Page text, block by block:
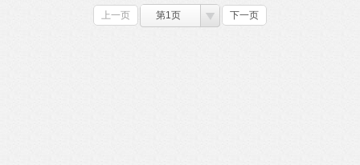
上一页 第1页 下一页